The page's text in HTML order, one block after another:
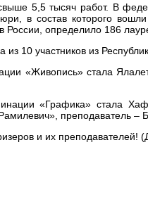
5,5 тысяч работ. В
в состав которого
России, определило 186
10 участников из
«Живопись» стала
«Графика» стала
преподаватель –
и их преподавателей!